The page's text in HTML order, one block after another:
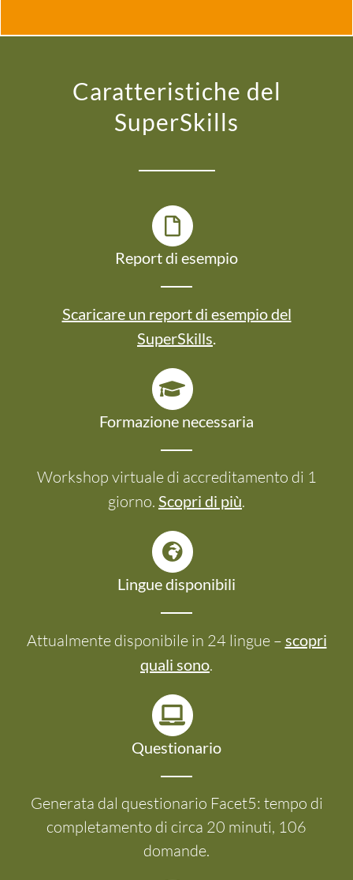
Caratteristiche del
SuperSkills
Report di esempio
Scaricare un report di esempio del
SuperSkills.
Formazione necessaria
Workshop virtuale di accreditamento di 1
giorno. Scopri di più.
Lingue disponibili
Attualmente disponibile in 24 lingue – scopri
quali sono.
Questionario
Generata dal questionario Facet5: tempo di
completamento di circa 20 minuti, 106
domande.